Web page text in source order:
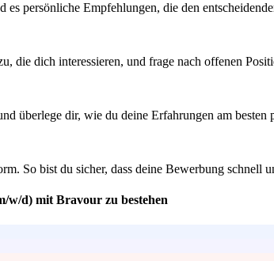
persönliche Empfehlungen, die den
die dich interessieren, und frage nach offenen
überlege dir, wie du deine Erfahrungen am besten
So bist du sicher, dass deine Bewerbung schnell
w/d) mit Bravour zu bestehen